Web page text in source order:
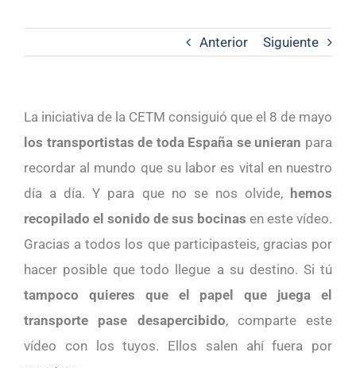
Anterior Siguiente
La iniciativa de la CETM consiguió que el 8 de mayo
los transportistas de toda España se unieran para
recordar al mundo que su labor es vital en nuestro
día a día. Y para que no se nos olvide, hemos
recopilado el sonido de sus bocinas en este vídeo.
Gracias a todos los que participasteis, gracias por
hacer posible que todo llegue a su destino. Si tú
tampoco quieres que el papel que juega el
transporte pase desapercibido, comparte este
vídeo con los tuyos. Ellos salen ahí fuera por